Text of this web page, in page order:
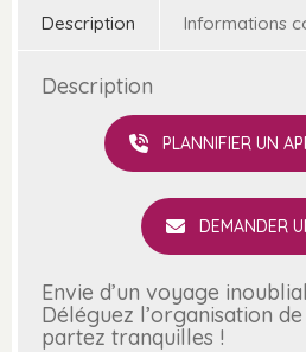
Description Informations
Description
PLANNIFIER UN
DEMANDER
Envie d’un voyage
Déléguez l’organisation
partez tranquilles !